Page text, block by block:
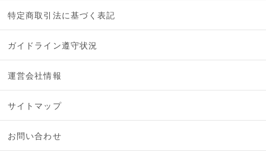
特定商取引法に基づく表記
ガイドライン遵守状況
運営会社情報
サイトマップ
お問い合わせ